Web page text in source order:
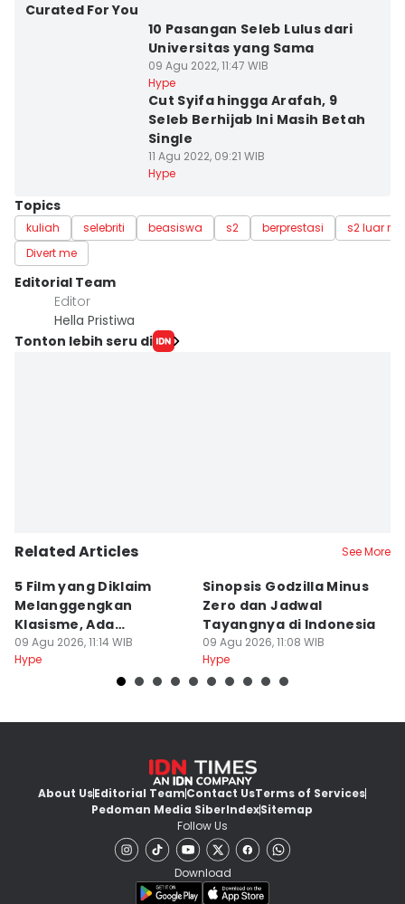
Curated For You
10 Pasangan Seleb Lulus dari
Universitas yang Sama
09 Agu 2022, 11:47 WIB
Hype
Cut Syifa hingga Arafah, 9
Seleb Berhijab Ini Masih Betah
Single
11 Agu 2022, 09:21 WIB
Hype
Topics
kuliah selebriti beasiswa s2 berprestasi
s2 luar
Divert me
Editorial Team
Editor
Hella Pristiwa
Tonton lebih seru di
Related Articles See More
5 Film yang Diklaim
Melanggengkan
Klasisme, Ada
Favoritmu?
09 Agu 2026, 11:14 WIB
Hype
Sinopsis Godzilla Minus
Zero dan Jadwal
Tayangnya di Indonesia
09 Agu 2026, 11:08 WIB
Hype
About UsEditorial TeamContact UsTerms of Services
Pedoman Media SiberIndexSitemap
Follow Us
Download